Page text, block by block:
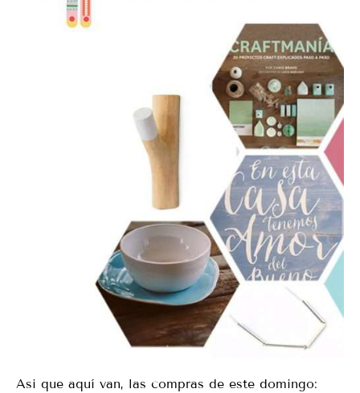
Asi que aquí van, las compras de este domingo: